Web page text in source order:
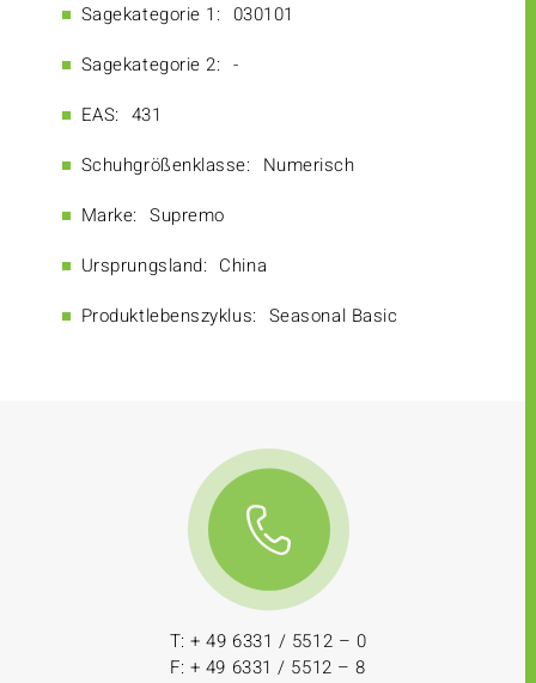
Sagekategorie 1: 030101
Sagekategorie 2: -
EAS: 431
Schuhgrößenklasse: Numerisch
Marke: Supremo
Ursprungsland: China
Produktlebenszyklus: Seasonal Basic
T: + 49 6331 / 5512 – 0
F: + 49 6331 / 5512 – 8